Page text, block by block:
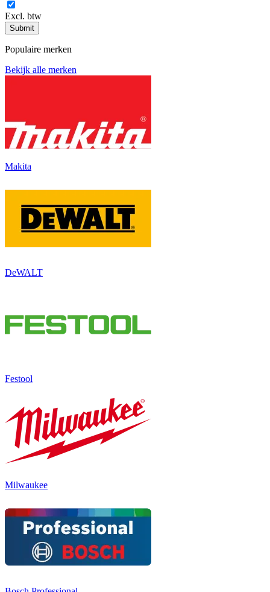
Excl. btw
Submit
Populaire merken
Bekijk alle merken
Makita
DeWALT
Festool
Milwaukee